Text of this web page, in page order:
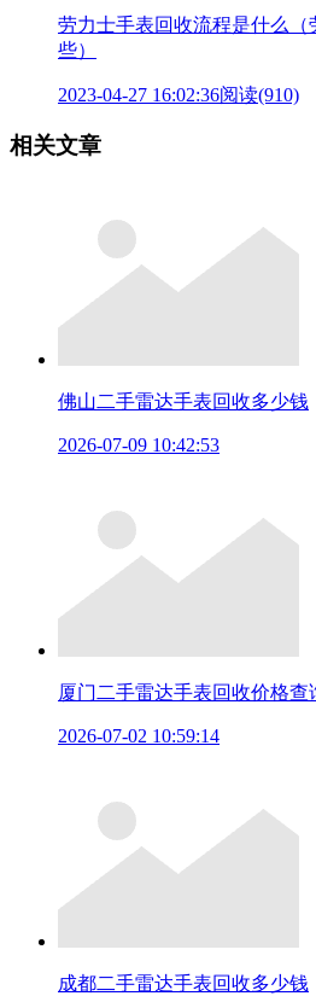
劳力士手表回收流程是什么
些）
2023-04-27 16:02:36阅读(910)
相关文章
佛山二手雷达手表回收多少钱
2026-07-09 10:42:53
厦门二手雷达手表回收价格查
2026-07-02 10:59:14
成都二手雷达手表回收多少钱